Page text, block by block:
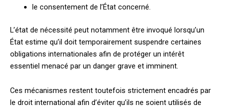
le consentement de l’État concerné.
L’état de nécessité peut notamment être invoqué lorsqu’un
État estime qu’il doit temporairement suspendre certaines
obligations internationales afin de protéger un intérêt
essentiel menacé par un danger grave et imminent.
Ces mécanismes restent toutefois strictement encadrés par
le droit international afin d’éviter qu’ils ne soient utilisés de